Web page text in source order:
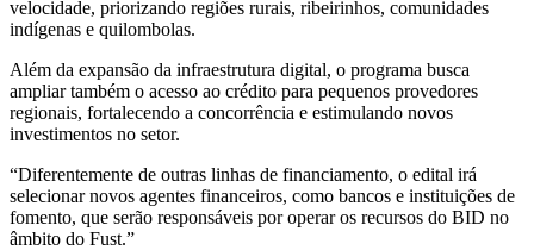
velocidade, priorizando regiões rurais, ribeirinhos, comunidades
indígenas e quilombolas.
Além da expansão da infraestrutura digital, o programa busca
ampliar também o acesso ao crédito para pequenos provedores
regionais, fortalecendo a concorrência e estimulando novos
investimentos no setor.
“Diferentemente de outras linhas de financiamento, o edital irá
selecionar novos agentes financeiros, como bancos e instituições de
fomento, que serão responsáveis por operar os recursos do BID no
âmbito do Fust.”